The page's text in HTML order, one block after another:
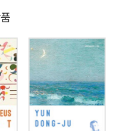
할 때 빼놓을 수 없는 작품
나리를 노벨문학상 수상자
유한한 아름다움을 우수 어
국』은 굳이
않더라도 그 자체로 독보
지의 소설로, 현실 세계와
에 걸쳐 깊이를 알 수 없는